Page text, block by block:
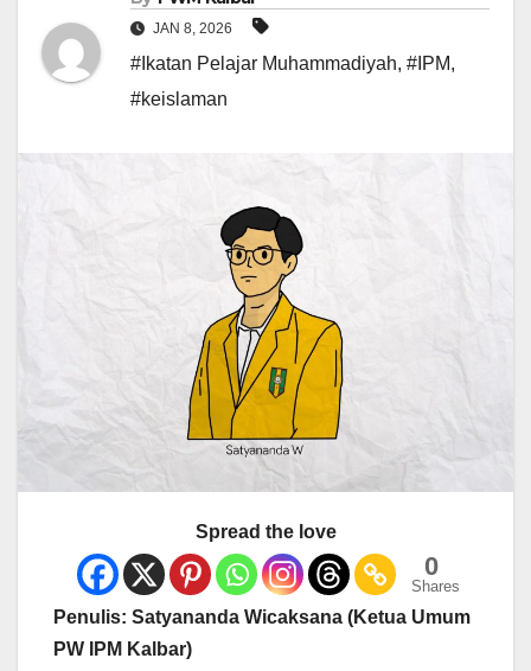
JAN 8, 2026
#Ikatan Pelajar Muhammadiyah, #IPM,
#keislaman
Spread the love
0
Shares
Penulis: Satyananda Wicaksana (Ketua Umum
PW IPM Kalbar)